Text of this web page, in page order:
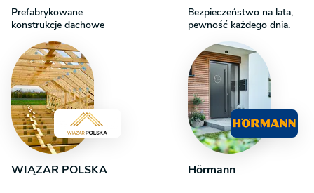
Prefabrykowane
konstrukcje dachowe
WIĄZAR POLSKA
Bezpieczeństwo na lata,
pewność każdego dnia.
Hörmann